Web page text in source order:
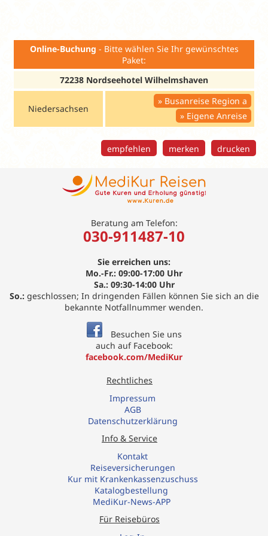
Online-Buchung - Bitte wählen Sie Ihr gewünschtes
Paket:
72238 Nordseehotel Wilhelmshaven
Niedersachsen
Busanreise Region a
Eigene Anreise
drucken
merken
empfehlen
Beratung am Telefon:
030-911487-10
Sie erreichen uns:
Mo.-Fr.: 09:00-17:00 Uhr
Sa.: 09:30-14:00 Uhr
So.:geschlossen; In dringenden Fällen können Sie sich an die
bekannte Notfallnummer wenden.
Besuchen Sie uns
auch auf Facebook:
facebook.com/MediKur
Rechtliches
Impressum
AGB
Datenschutzerklärung
Info & Service
Kontakt
Reiseversicherungen
Kur mit Krankenkassenzuschuss
Katalogbestellung
MediKur-News-APP
Für Reisebüros